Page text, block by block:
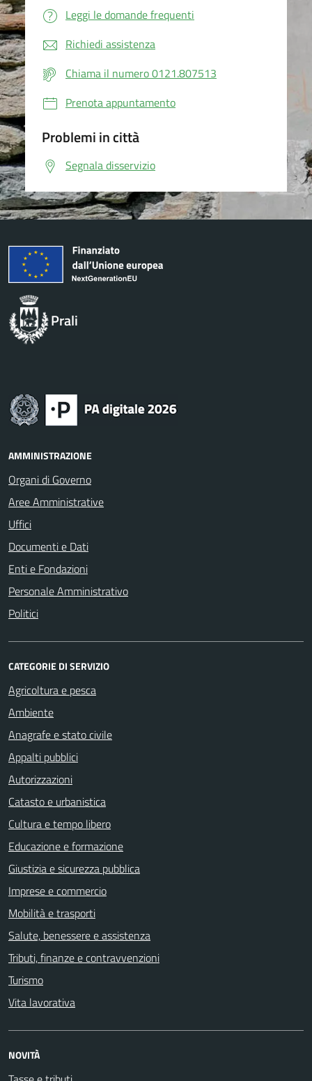
Leggi le domande frequenti
Richiedi assistenza
Chiama il numero 0121.807513
Prenota appuntamento
Problemi in città
Segnala disservizio
Prali
AMMINISTRAZIONE
Organi di Governo
Aree Amministrative
Uffici
Documenti e Dati
Enti e Fondazioni
Personale Amministrativo
Politici
CATEGORIE DI SERVIZIO
Agricoltura e pesca
Ambiente
Anagrafe e stato civile
Appalti pubblici
Autorizzazioni
Catasto e urbanistica
Cultura e tempo libero
Educazione e formazione
Giustizia e sicurezza pubblica
Imprese e commercio
Mobilità e trasporti
Salute, benessere e assistenza
Tributi, finanze e contravvenzioni
Turismo
Vita lavorativa
NOVITÀ